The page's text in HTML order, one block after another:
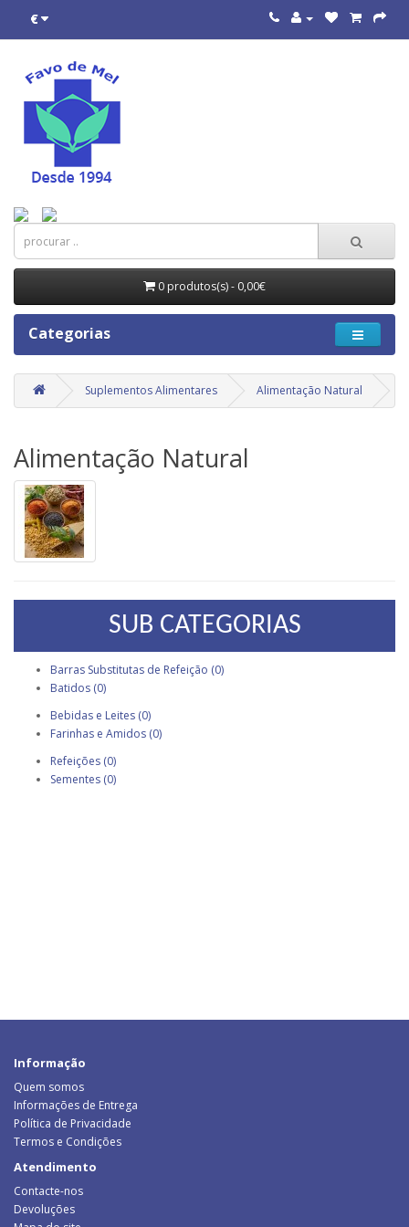
€
0 produtos(s) - 0,00€
Categorias
Suplementos Alimentares Alimentação Natural
Alimentação Natural
SUB CATEGORIAS
Barras Substitutas de Refeição (0)
Batidos (0)
Bebidas e Leites (0)
Farinhas e Amidos (0)
Refeições (0)
Sementes (0)
Informação
Quem somos
Informações de Entrega
Política de Privacidade
Termos e Condições
Atendimento
Contacte-nos
Devoluções